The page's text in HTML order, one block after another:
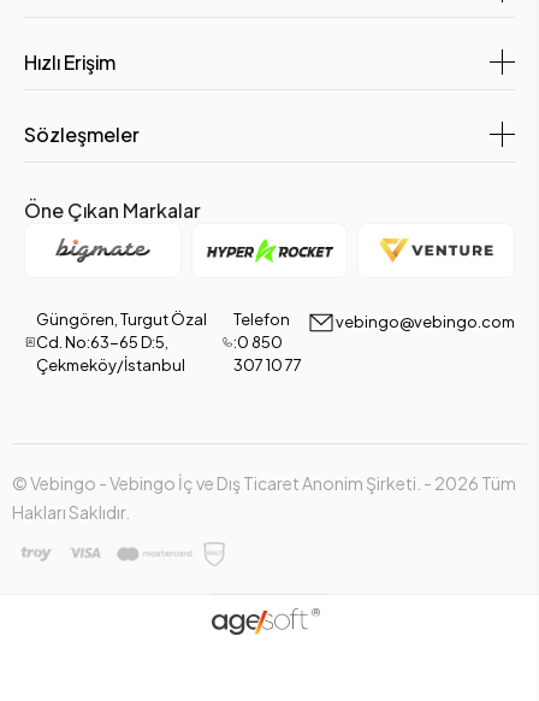
Hızlı Erişim
Sözleşmeler
Öne Çıkan Markalar
Güngören, Turgut Özal
Cd. No:63-65 D:5,
Çekmeköy/İstanbul
Telefon
:0 850
307 10 77
vebingo@vebingo.com
© Vebingo - Vebingo İç ve Dış Ticaret Anonim Şirketi. - 2026 Tüm
Hakları Saklıdır.